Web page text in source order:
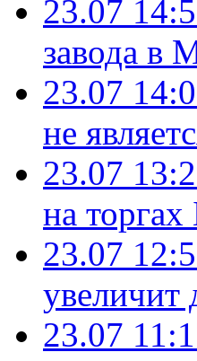
23.07
завода в
23.07
не
23.07
на
23.07
23.07